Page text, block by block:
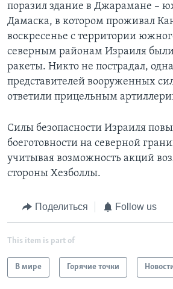
поразил здание в Джарамане –
Дамаска, в котором проживал
воскресенье с территории
северным районам Израиля
ракеты. Никто не пострадал,
представителей вооруженных
ответили прицельным
Силы безопасности Израиля
боеготовности на северной
учитывая возможность акций
стороны Хезболлы.
Поделиться Follow us
This item is part of
В мире Горячие точки